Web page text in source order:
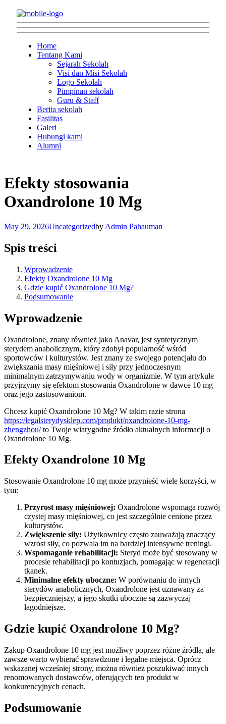
Home
Tentang Kami
Sejarah Sekolah
Visi dan Misi Sekolah
Logo Sekolah
Pimpinan sekolah
Guru & Staff
Berita sekolah
Fasilitas
Galeri
Hubungi kami
Alumni
Efekty stosowania
Oxandrolone 10 Mg
May 29, 2026Uncategorizedby Admin Pahauman
Spis treści
Wprowadzenie
Efekty Oxandrolone 10 Mg
Gdzie kupić Oxandrolone 10 Mg?
Podsumowanie
Wprowadzenie
Oxandrolone, znany również jako Anavar, jest syntetycznym
sterydem anabolicznym, który zdobył popularność wśród
sportowców i kulturystów. Jest znany ze swojego potencjału do
zwiększania masy mięśniowej i siły przy jednoczesnym
minimalnym zatrzymywaniu wody w organizmie. W tym artykule
przyjrzymy się efektom stosowania Oxandrolone w dawce 10 mg
oraz jego zastosowaniom.
Chcesz kupić Oxandrolone 10 Mg? W takim razie strona
https://legalsterydysklep.com/produkt/oxandrolone-10-mg-
zhengzhou/to Twoje wiarygodne źródło aktualnych informacji o
Oxandrolone 10 Mg.
Efekty Oxandrolone 10 Mg
Stosowanie Oxandrolone 10 mg może przynieść wiele korzyści, w
tym:
Przyrost masy mięśniowej: Oxandrolone wspomaga rozwój
czystej masy mięśniowej, co jest szczególnie cenione przez
kulturystów.
Zwiększenie siły: Użytkownicy często zauważają znaczący
wzrost siły, co pozwala im na bardziej intensywne treningi.
Wspomaganie rehabilitacji: Steryd może być stosowany w
procesie rehabilitacji po kontuzjach, pomagając w regeneracji
tkanek.
Minimalne efekty uboczne: W porównaniu do innych
sterydów anabolicznych, Oxandrolone jest uznawany za
bezpieczniejszy, a jego skutki uboczne są zazwyczaj
łagodniejsze.
Gdzie kupić Oxandrolone 10 Mg?
Zakup Oxandrolone 10 mg jest możliwy poprzez różne źródła, ale
zawsze warto wybierać sprawdzone i legalne miejsca. Oprócz
wskazanej wcześniej strony, można również poszukiwać innych
renomowanych dostawców, oferujących ten produkt w
konkurencyjnych cenach.
Podsumowanie